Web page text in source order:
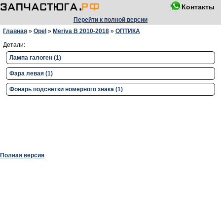
Контакты
Перейти к полной версии
Главная » Opel » Meriva B 2010-2018 » ОПТИКА
Детали:
Лампа галоген (1)
Фара левая (1)
Фонарь подсветки номерного знака (1)
Полная версия